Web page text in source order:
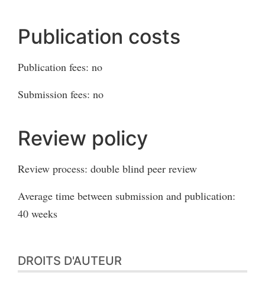
Publication costs
Publication fees: no
Submission fees: no
Review policy
Review process: double blind peer review
Average time between submission and publication:
40 weeks
DROITS D'AUTEUR